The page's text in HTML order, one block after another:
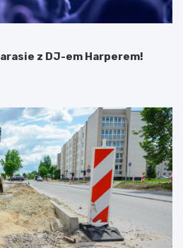
z DJ-em Harperem!